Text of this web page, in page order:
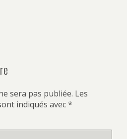
sera pas publiée. Les
indiqués avec*